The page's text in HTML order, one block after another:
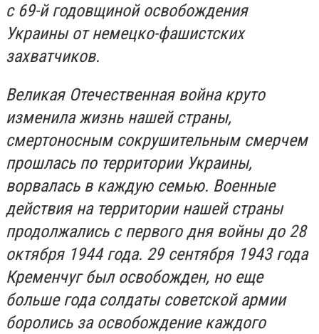
с 69-й годовщиной освобождения
Украины от немецко-фашистских
захватчиков.
Великая Отечественная война круто
изменила жизнь нашей страны,
смертоносным сокрушительным смерчем
прошлась по территории Украины,
ворвалась в каждую семью. Военные
действия на территории нашей страны
продолжались с первого дня войны до 28
октября 1944 года. 29 сентября 1943 года
Кременчуг был освобожден, но еще
больше года солдаты советской армии
боролись за освобождение каждого